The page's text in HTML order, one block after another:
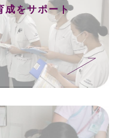
成をサポート